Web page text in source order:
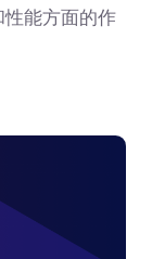
能方面的作